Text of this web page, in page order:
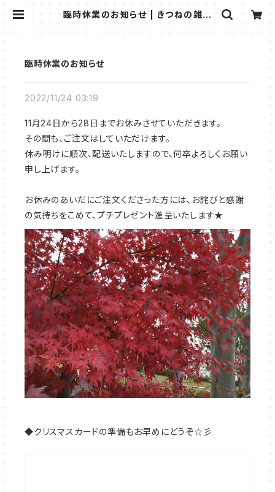
臨時休業のお知らせ | きつねの雑貨
臨時休業のお知らせ
2022/11/24 03:19
11月24日から28日までお休みさせていただきます。
その間も、ご注文はしていただけます。
休み明けに順次、配送いたしますので、何卒よろしくお願い
申し上げます。
お休みのあいだにご注文くださった方には、お詫びと感謝
の気持ちをこめて、プチプレゼント進呈いたします★
◆クリスマスカードの準備もお早めにどうぞ☆彡